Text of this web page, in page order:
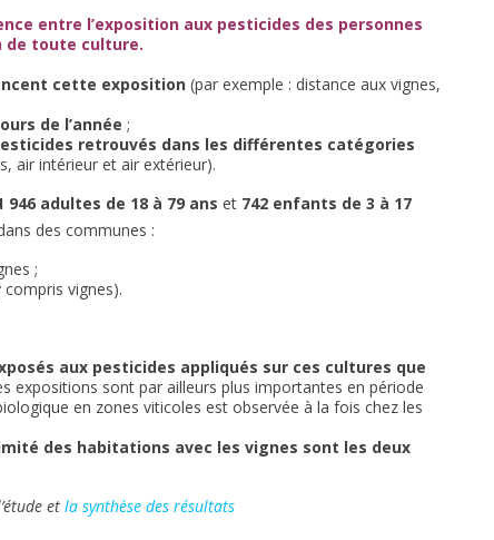
entre l’exposition aux pesticides des personnes
de toute culture.
cette exposition (par exemple : distance aux vignes,
de l’année ;
retrouvés dans les différentes catégories
air intérieur et air extérieur).
946 adultes de 18 à 79 ans et 742 enfants de 3 à 17
des communes :
;
vignes).
aux pesticides appliqués sur ces cultures que
expositions sont par ailleurs plus importantes en période
en zones viticoles est observée à la fois chez les
des habitations avec les vignes sont les deux
et la synthèse des résultats